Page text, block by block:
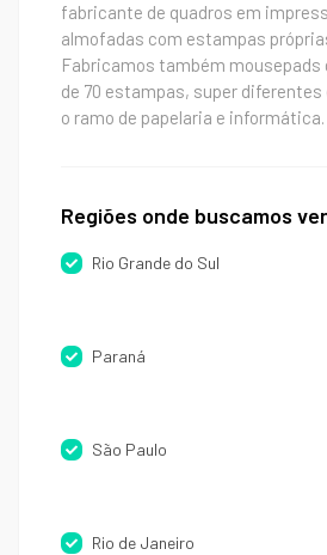
fabricante de quadros em
almofadas com estampas
Fabricamos também mousepads
de 70 estampas, super diferentes
o ramo de papelaria e informática.
Regiões onde buscamos
Rio Grande do Sul
Paraná
São Paulo
Rio de Janeiro